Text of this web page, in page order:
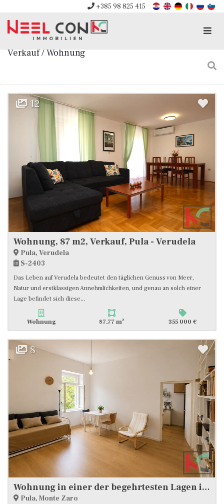
+385 98 825 415
Verkauf / Wohnung
12
Wohnung, 87 m2, Verkauf, Pula - Verudela
Pula, Verudela
S-2403
Das Leben auf Verudela bedeutet den täglichen Genuss von Meer,
Natur und erstklassigen Annehmlichkeiten, und genau an solch einer
Lage befindet sich diese...
Wohnung 87,77 m2 355 000 €
8
Wohnung in einer der begehrtesten Lagen in Pula # Exklusive Vermittlung
Pula, Monte Zaro